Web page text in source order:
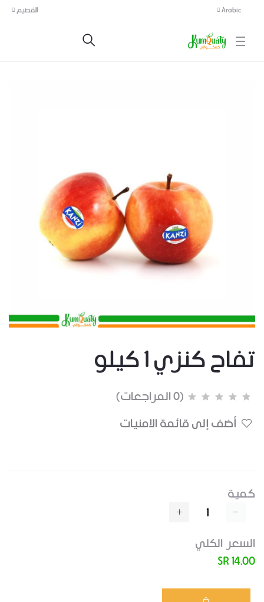
Arabic القصيم
تفاح كنزي 1 كيلو
(0 المراجعات)
أضف إلى قائمة الامنيات
كمية
السعر الكلي
14.00 SR